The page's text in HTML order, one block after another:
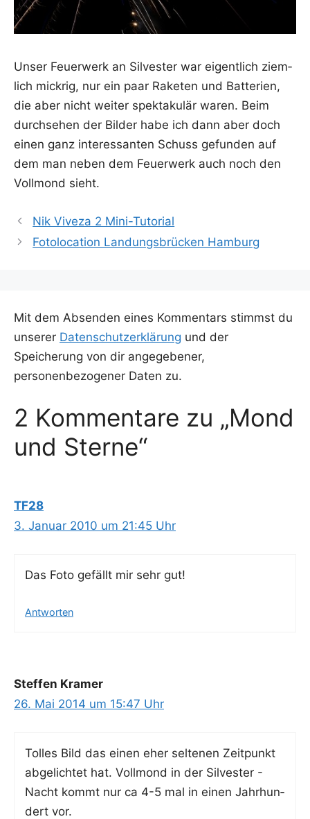
Unser Feu­er­werk an Sil­ves­ter war eigent­lich ziem­
lich mick­rig, nur ein paar Rake­ten und Bat­te­rien,
die aber nicht wei­ter spek­ta­ku­lär waren. Beim
durch­se­hen der Bil­der habe ich dann aber doch
einen ganz inter­es­san­ten Schuss gefun­den auf
dem man neben dem Feu­er­werk auch noch den
Voll­mond sieht.
Nik Viveza 2 Mini-Tutorial
Fotolocation Landungsbrücken Hamburg
Mit dem Absenden eines Kommentars stimmst du
unserer Datenschutzerklärung und der
Speicherung von dir angegebener,
personenbezogener Daten zu.
2 Kommentare zu „Mond
und Sterne“
TF28
3. Januar 2010 um 21:45 Uhr
Das Foto gefällt mir sehr gut!
Antworten
Steffen Kramer
26. Mai 2014 um 15:47 Uhr
Tol­les Bild das einen eher sel­te­nen Zeit­punkt
abge­lich­tet hat. Voll­mond in der Sil­ves­ter -
Nacht kommt nur ca 4-5 mal in einen Jahr­hun­
dert vor.